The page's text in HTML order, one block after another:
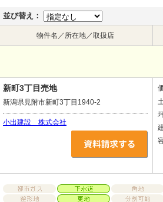
並び替え：
物件名／所在地／取扱店
新町3丁目売地
新潟県見附市新町3丁目1940-2
小出建設 株式会社